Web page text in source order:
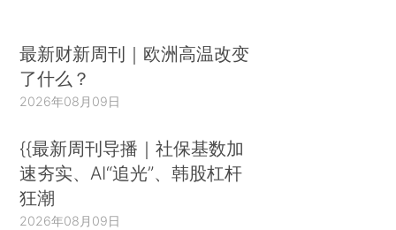
最新财新周刊｜欧洲高温改变
了什么？
2026年08月09日
{{最新周刊导播｜社保基数加
速夯实、AI“追光”、韩股杠杆
狂潮
2026年08月09日